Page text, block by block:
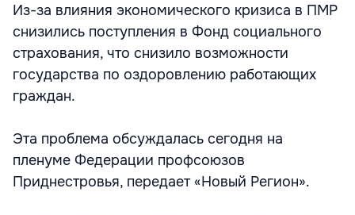
Из-за влияния экономического кризиса в ПМР
снизились поступления в Фонд социального
страхования, что снизило возможности
государства по оздоровлению работающих
граждан.
Эта проблема обсуждалась сегодня на
пленуме Федерации профсоюзов
Приднестровья, передает «Новый Регион».